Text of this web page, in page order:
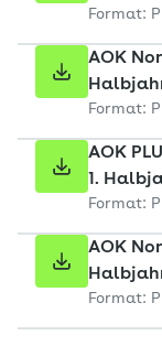
Format:
AOK
Format:
AOK
1.
Format:
AOK
Format: